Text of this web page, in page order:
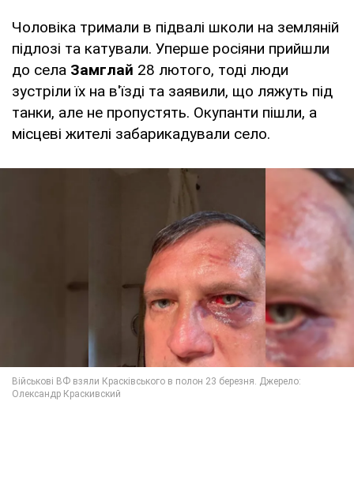
Чоловіка тримали в підвалі школи на земляній
підлозі та катували. Уперше росіяни прийшли
до села Замглай 28 лютого, тоді люди
зустріли їх на в'їзді та заявили, що ляжуть під
танки, але не пропустять. Окупанти пішли, а
місцеві жителі забарикадували село.